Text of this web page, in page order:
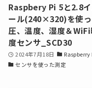
Raspbery Pi 5と2.8イ
ール(240×320)を使
圧、温度、湿度＆
度センサ_SCD30
2024年7月18日
Raspberry
センサを使った測定